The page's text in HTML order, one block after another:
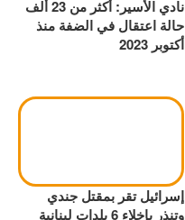
نادي الأسير: أكثر من 23 ألف
حالة اعتقال في الضفة منذ
أكتوبر 2023
إسرائيل تقر بمقتل جندي
وتنذر بإخلاء 6 بلدات لبنانية